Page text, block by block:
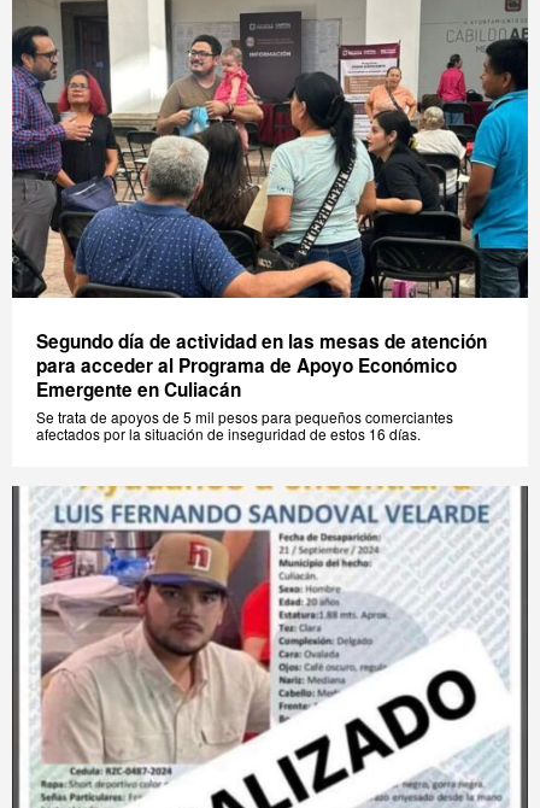
Segundo día de actividad en las mesas de atención
para acceder al Programa de Apoyo Económico
Emergente en Culiacán
Se trata de apoyos de 5 mil pesos para pequeños comerciantes
afectados por la situación de inseguridad de estos 16 días.